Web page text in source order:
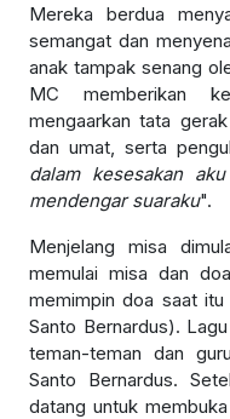
Mereka berdua
semangat dan
anak tampak senang
MC memberikan
mengaarkan tata
dan umat, serta
dalam kesesakan
mendengar suaraku".
Menjelang misa
memulai misa dan
memimpin doa saat
Santo Bernardus).
teman-teman dan
Santo Bernardus.
datang untuk